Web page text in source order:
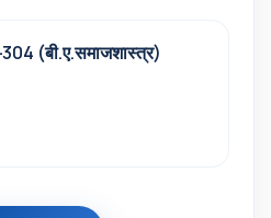
(बी.ए.समाजशास्त्र)